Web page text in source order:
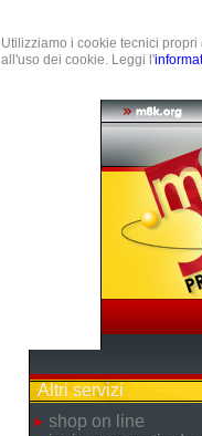
Utilizziamo i cookie tecnici
all'uso dei cookie. Leggi l'
Altri servizi
shop on line